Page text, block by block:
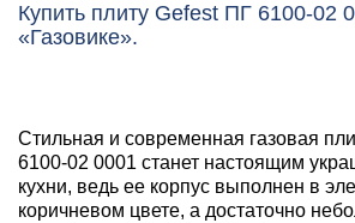
Купить плиту Gefest ПГ 6100-02
«Газовике».
Стильная и современная газовая
6100-02 0001 станет настоящим
кухни, ведь ее корпус выполнен в
коричневом цвете, а достаточно